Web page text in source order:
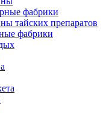
фабрики
тайских препаратов
фабрики